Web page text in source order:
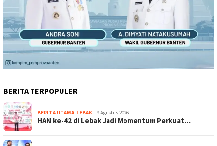
BERITA TERPOPULER
BERITA UTAMA, LEBAK 9 Agustus 2026
HAN ke-42 di Lebak Jadi Momentum Perkuat…